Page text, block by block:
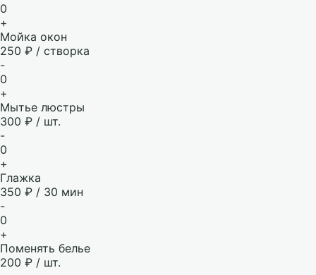
0
+
Мойка окон
250 ₽ / створка
-
0
+
Мытье люстры
300 ₽ / шт.
-
0
+
Глажка
350 ₽ / 30 мин
-
0
+
Поменять белье
200 ₽ / шт.